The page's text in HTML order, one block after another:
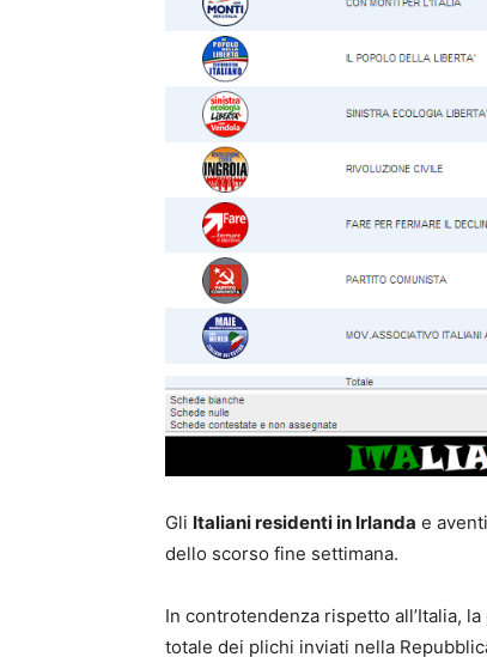
Gli Italiani residenti in Irlanda e
dello scorso fine settimana.
In controtendenza rispetto all’Italia,
totale dei plichi inviati nella